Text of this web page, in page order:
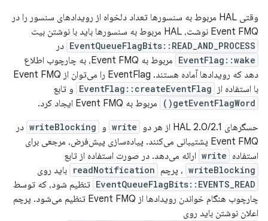
وقتی HAL مربوط به سنسورها تعداد دلخواه از رویدادهای سنسور را در
Event FMQ نوشت، HAL مربوط به سنسورها باید با نوشتن بیت
EventQueueFlagBits::READ_AND_PROCESS در
EventFlag::wake
مربوط به Event FMQ، به چارچوب اطلاع
دهد که رویدادها آماده هستند. EventFlag را می‌توان از Event FMQ
با استفاده از
EventFlag::createEventFlag و تابع
getEventFlagWord()
مربوط به Event FMQ ایجاد کرد.
حسگرهای HAL 2.0/2.1 از هر دو
write و writeBlocking در
Event FMQ پشتیبانی می‌کنند. پیاده‌سازی پیش‌فرض، مرجعی برای
استفاده write ارائه می‌دهد. در صورت استفاده از تابع
writeBlocking ، پرچم readNotification باید روی
EventQueueFlagBits::EVENTS_READ تنظیم شود، که توسط
چارچوب هنگام خواندن رویدادها از Event FMQ تنظیم می‌شود. پرچم
اعلان نوشتن باید روی